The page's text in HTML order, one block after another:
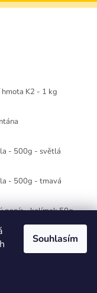
Souhlasím
hmota K2 - 1 kg
- 500g - světlá
- 500g - tmavá
papír - kelímek 50g
Wilton 28g - červená RED